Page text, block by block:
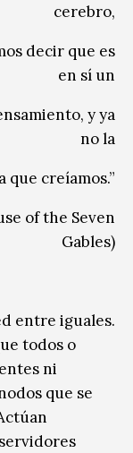
cerebro,
decir que es
en sí un
y ya
no la
que creíamos.”
of the Seven
Gables)
entre iguales.
todos o
ni
que se